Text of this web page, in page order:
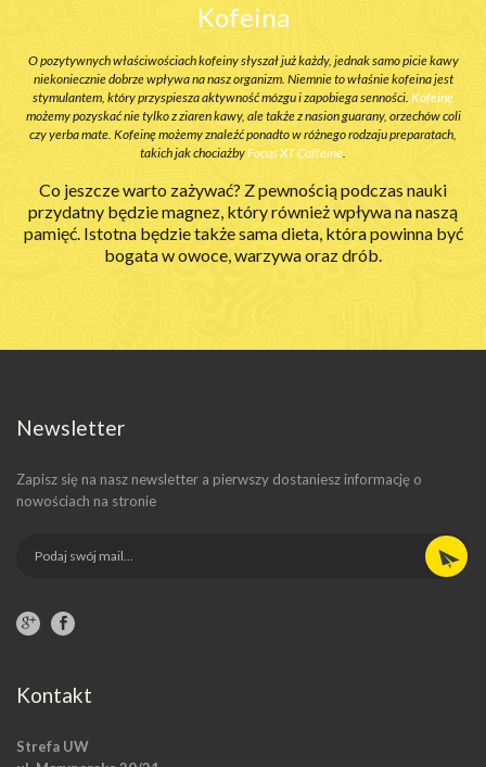
Kofeina
O pozytywnych właściwościach kofeiny słyszał już każdy, jednak samo picie kawy
niekoniecznie dobrze wpływa na nasz organizm. Niemnie to właśnie kofeina jest
stymulantem, który przyspiesza aktywność mózgu i zapobiega senności. Kofeinę
możemy pozyskać nie tylko z ziaren kawy, ale także z nasion guarany, orzechów coli
czy yerba mate. Kofeinę możemy znaleźć ponadto w różnego rodzaju preparatach,
takich jak chociażbyFocus XT Caffeine.
Co jeszcze warto zażywać? Z pewnością podczas nauki
przydatny będzie magnez, który również wpływa na naszą
pamięć. Istotna będzie także sama dieta, która powinna być
bogata w owoce, warzywa oraz drób.
Newsletter
Zapisz się na nasz newsletter a pierwszy dostaniesz informację o
nowościach na stronie
Kontakt
Strefa UW